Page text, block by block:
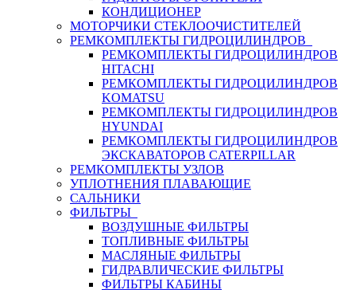
КОНДИЦИОНЕР
МОТОРЧИКИ СТЕКЛООЧИСТИТЕЛЕЙ
РЕМКОМПЛЕКТЫ ГИДРОЦИЛИНДРОВ
РЕМКОМПЛЕКТЫ ГИДРОЦИЛИНДРОВ
HITACHI
РЕМКОМПЛЕКТЫ ГИДРОЦИЛИНДРОВ
KOMATSU
РЕМКОМПЛЕКТЫ ГИДРОЦИЛИНДРОВ
HYUNDAI
РЕМКОМПЛЕКТЫ ГИДРОЦИЛИНДРОВ
ЭКСКАВАТОРОВ CATERPILLAR
РЕМКОМПЛЕКТЫ УЗЛОВ
УПЛОТНЕНИЯ ПЛАВАЮЩИЕ
САЛЬНИКИ
ФИЛЬТРЫ
ВОЗДУШНЫЕ ФИЛЬТРЫ
ТОПЛИВНЫЕ ФИЛЬТРЫ
МАСЛЯНЫЕ ФИЛЬТРЫ
ГИДРАВЛИЧЕСКИЕ ФИЛЬТРЫ
ФИЛЬТРЫ КАБИНЫ